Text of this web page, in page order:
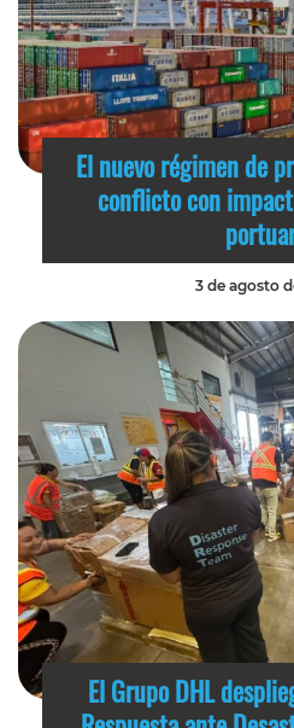
El nuevo régimen de
conflicto con
3 de agosto
El Grupo DHL